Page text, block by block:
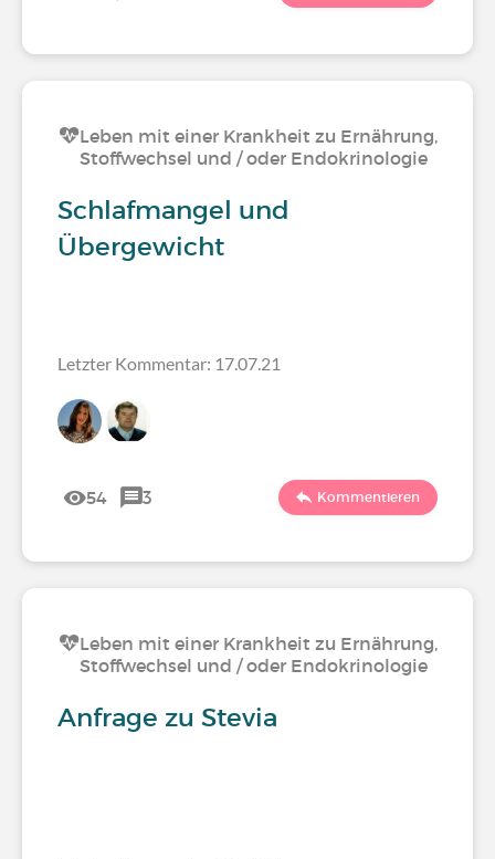
Leben mit einer Krankheit zu Ernährung,
Stoffwechsel und / oder Endokrinologie
Schlafmangel und
Übergewicht
Letzter Kommentar: 17.07.21
54 3 Kommentieren
Leben mit einer Krankheit zu Ernährung,
Stoffwechsel und / oder Endokrinologie
Anfrage zu Stevia